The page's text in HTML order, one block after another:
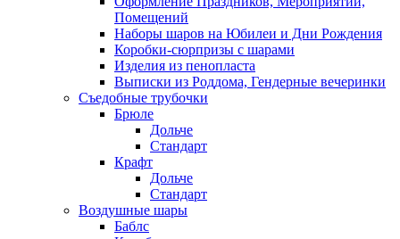
Помещений
Наборы шаров на Юбилеи и Дни Рождения
Коробки-сюрпризы с шарами
Изделия из пенопласта
Выписки из Роддома, Гендерные вечеринки
Съедобные трубочки
Брюле
Дольче
Стандарт
Крафт
Дольче
Стандарт
Воздушные шары
Баблс